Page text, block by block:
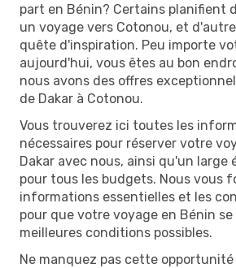
part en Bénin? Certains planifient
un voyage vers Cotonou, et
quête d'inspiration. Peu importe
aujourd'hui, vous êtes au bon
nous avons des offres
de Dakar à Cotonou.
Vous trouverez ici toutes les
nécessaires pour réserver votre
Dakar avec nous, ainsi qu'un large
pour tous les budgets. Nous vous
informations essentielles et les
pour que votre voyage en Bénin
meilleures conditions possibles.
Ne manquez pas cette